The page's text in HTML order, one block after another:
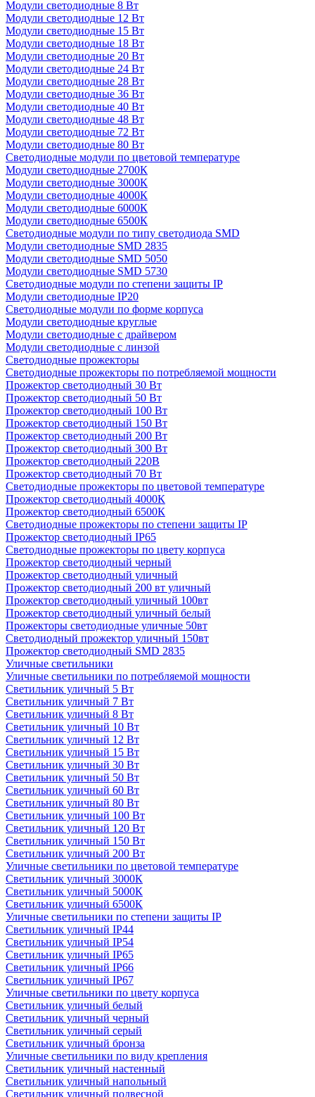
Модули светодиодные 8 Вт
Модули светодиодные 12 Вт
Модули светодиодные 15 Вт
Модули светодиодные 18 Вт
Модули светодиодные 20 Вт
Модули светодиодные 24 Вт
Модули светодиодные 28 Вт
Модули светодиодные 36 Вт
Модули светодиодные 40 Вт
Модули светодиодные 48 Вт
Модули светодиодные 72 Вт
Модули светодиодные 80 Вт
Светодиодные модули по цветовой температуре
Модули светодиодные 2700К
Модули светодиодные 3000К
Модули светодиодные 4000К
Модули светодиодные 6000К
Модули светодиодные 6500К
Светодиодные модули по типу светодиода SMD
Модули светодиодные SMD 2835
Модули светодиодные SMD 5050
Модули светодиодные SMD 5730
Светодиодные модули по степени защиты IP
Модули светодиодные IP20
Светодиодные модули по форме корпуса
Модули светодиодные круглые
Модули светодиодные с драйвером
Модули светодиодные с линзой
Светодиодные прожекторы
Светодиодные прожекторы по потребляемой мощности
Прожектор светодиодный 30 Вт
Прожектор светодиодный 50 Вт
Прожектор светодиодный 100 Вт
Прожектор светодиодный 150 Вт
Прожектор светодиодный 200 Вт
Прожектор светодиодный 300 Вт
Прожектор светодиодный 220В
Прожектор светодиодный 70 Вт
Светодиодные прожекторы по цветовой температуре
Прожектор светодиодный 4000К
Прожектор светодиодный 6500К
Светодиодные прожекторы по степени защиты IP
Прожектор светодиодный IP65
Светодиодные прожекторы по цвету корпуса
Прожектор светодиодный черный
Прожектор светодиодный уличный
Прожектор светодиодный 200 вт уличный
Прожектор светодиодный уличный 100вт
Прожектор светодиодный уличный белый
Прожекторы светодиодные уличные 50вт
Светодиодный прожектор уличный 150вт
Прожектор светодиодный SMD 2835
Уличные светильники
Уличные светильники по потребляемой мощности
Светильник уличный 5 Вт
Светильник уличный 7 Вт
Светильник уличный 8 Вт
Светильник уличный 10 Вт
Светильник уличный 12 Вт
Светильник уличный 15 Вт
Светильник уличный 30 Вт
Светильник уличный 50 Вт
Светильник уличный 60 Вт
Светильник уличный 80 Вт
Светильник уличный 100 Вт
Светильник уличный 120 Вт
Светильник уличный 150 Вт
Светильник уличный 200 Вт
Уличные светильники по цветовой температуре
Cветильник уличный 3000К
Cветильник уличный 5000К
Cветильник уличный 6500К
Уличные светильники по степени защиты IP
Светильник уличный IP44
Светильник уличный IP54
Светильник уличный IP65
Светильник уличный IP66
Светильник уличный IP67
Уличные светильники по цвету корпуса
Светильник уличный белый
Светильник уличный черный
Светильник уличный серый
Светильник уличный бронза
Уличные светильники по виду крепления
Светильник уличный настенный
Светильник уличный напольный
Светильник уличный подвесной